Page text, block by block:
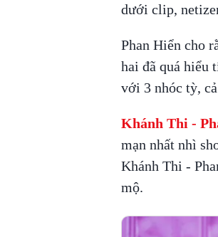
dưới clip,
Phan Hiển cho
hai đã quá hiểu
với 3 nhóc tỳ,
Khánh Thi -
mạn nhất nhì
Khánh Thi -
mộ.